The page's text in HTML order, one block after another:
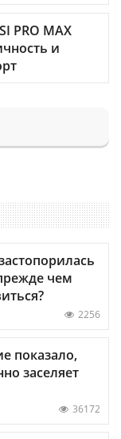
PRO MAX
и
чем
2256
показало,
заселяет
36172